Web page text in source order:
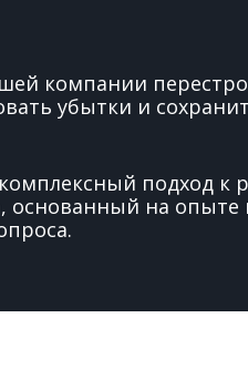
компании
убытки и
подход
основанный на